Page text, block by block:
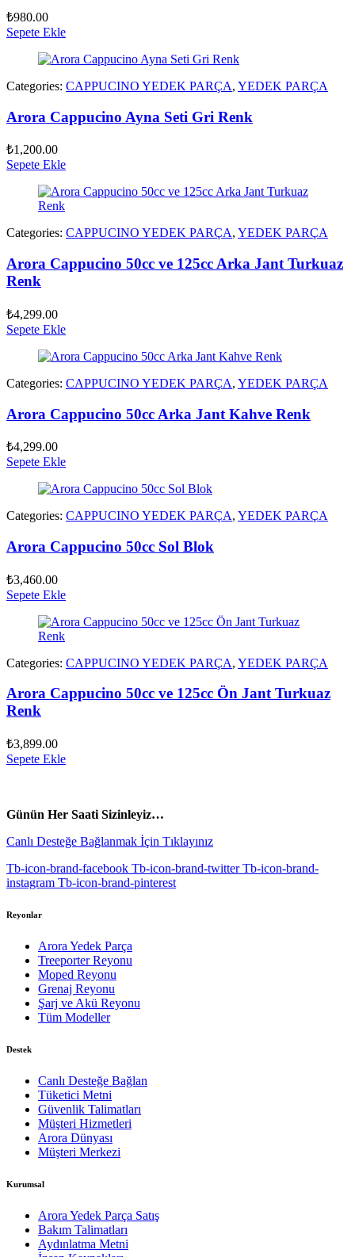
₺980.00
Sepete Ekle
Categories: CAPPUCINO YEDEK PARÇA, YEDEK PARÇA
Arora Cappucino Ayna Seti Gri Renk
₺1,200.00
Sepete Ekle
Categories: CAPPUCINO YEDEK PARÇA, YEDEK PARÇA
Arora Cappucino 50cc ve 125cc Arka Jant Turkuaz
Renk
₺4,299.00
Sepete Ekle
Categories: CAPPUCINO YEDEK PARÇA, YEDEK PARÇA
Arora Cappucino 50cc Arka Jant Kahve Renk
₺4,299.00
Sepete Ekle
Categories: CAPPUCINO YEDEK PARÇA, YEDEK PARÇA
Arora Cappucino 50cc Sol Blok
₺3,460.00
Sepete Ekle
Categories: CAPPUCINO YEDEK PARÇA, YEDEK PARÇA
Arora Cappucino 50cc ve 125cc Ön Jant Turkuaz
Renk
₺3,899.00
Sepete Ekle
Günün Her Saati Sizinleyiz…
Canlı Desteğe Bağlanmak İçin Tıklayınız
Tb-icon-brand-facebook Tb-icon-brand-twitter Tb-icon-brand-
instagram Tb-icon-brand-pinterest
Reyonlar
Arora Yedek Parça
Treeporter Reyonu
Moped Reyonu
Grenaj Reyonu
Şarj ve Akü Reyonu
Tüm Modeller
Destek
Canlı Desteğe Bağlan
Tüketici Metni
Güvenlik Talimatları
Müşteri Hizmetleri
Arora Dünyası
Müşteri Merkezi
Kurumsal
Arora Yedek Parça Satış
Bakım Talimatları
Aydınlatma Metni